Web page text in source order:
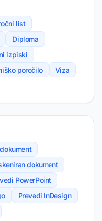
list
Diploma
izpiski
poročilo
Viza
dokument
PowerPoint
Prevedi InDesign